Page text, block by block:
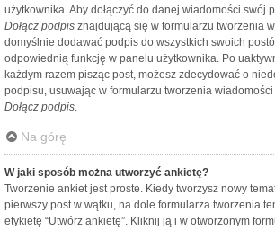
użytkownika. Aby dołączyć do danej wiadomości swój
Dołącz podpis znajdującą się w formularzu tworzenia
domyślnie dodawać podpis do wszystkich swoich
odpowiednią funkcję w panelu użytkownika. Po
każdym razem pisząc post, możesz zdecydować o
podpisu, usuwając w formularzu tworzenia
Dołącz podpis.
Na górę
W jaki sposób można utworzyć ankietę?
Tworzenie ankiet jest proste. Kiedy tworzysz nowy
pierwszy post w wątku, na dole formularza tworzenia
etykietę “Utwórz ankietę”. Kliknij ją i w otworzonym